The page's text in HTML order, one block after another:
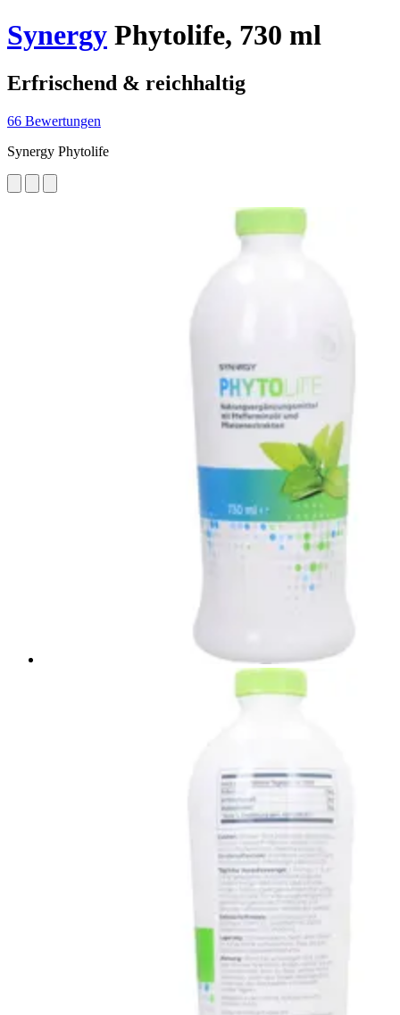
Synergy Phytolife, 730 ml
Erfrischend & reichhaltig
66 Bewertungen
Synergy Phytolife